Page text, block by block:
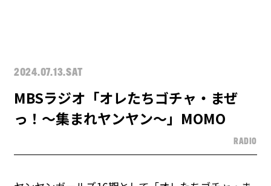
2024.07.13.SAT
MBSラジオ「オレたちゴチャ・まぜ
っ！～集まれヤンヤン～」MOMO
RADIO